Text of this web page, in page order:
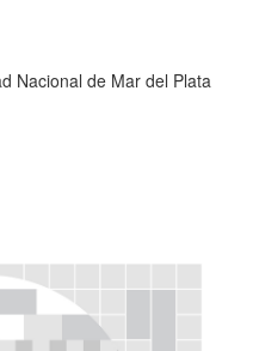
Nacional de Mar del Plata